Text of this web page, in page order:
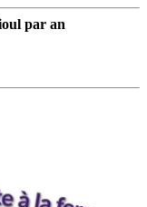
par an